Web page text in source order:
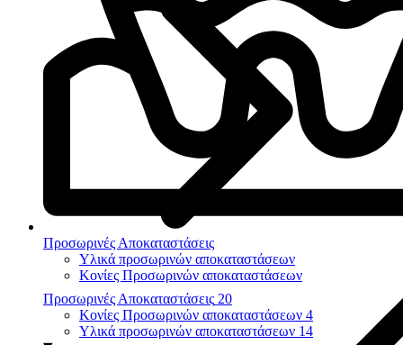
Προσωρινές Αποκαταστάσεις
Υλικά προσωρινών αποκαταστάσεων
Κονίες Προσωρινών αποκαταστάσεων
Προσωρινές Αποκαταστάσεις 20
Κονίες Προσωρινών αποκαταστάσεων 4
Υλικά προσωρινών αποκαταστάσεων 14